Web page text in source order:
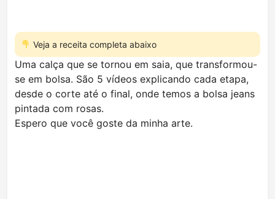
Veja a receita completa abaixo
Uma calça que se tornou em saia, que transformou-
se em bolsa. São 5 vídeos explicando cada etapa,
desde o corte até o final, onde temos a bolsa jeans
pintada com rosas.
Espero que você goste da minha arte.